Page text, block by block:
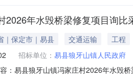
2026年水毁桥梁修复项目询比
｜保定市｜易县 交通运输
工程
招标单位： 易县狼牙山镇人民政府
：易县狼牙山镇冯家庄村2026年水毁